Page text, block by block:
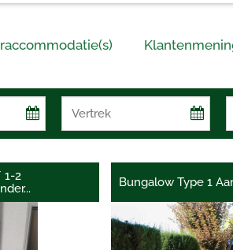
1-2
... Bungalow Type 1